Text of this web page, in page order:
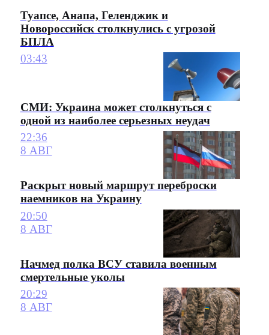
Туапсе, Анапа, Геленджик и
Новороссийск столкнулись с угрозой
БПЛА
03:43
СМИ: Украина может столкнуться с
одной из наиболее серьезных неудач
22:36
8 АВГ
Раскрыт новый маршрут переброски
наемников на Украину
20:50
8 АВГ
Начмед полка ВСУ ставила военным
смертельные уколы
20:29
8 АВГ